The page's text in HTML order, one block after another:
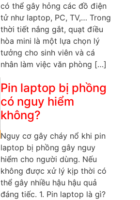
có thể gây hỏng các đồ điện
tử như laptop, PC, TV,… Trong
thời tiết nắng gắt, quạt điều
hòa mini là một lựa chọn lý
tưởng cho sinh viên và cá
nhân làm việc văn phòng […]
Pin laptop bị phồng
có nguy hiểm
không?
Nguy cơ gây cháy nổ khi pin
laptop bị phồng gây nguy
hiểm cho người dùng. Nếu
không được xử lý kịp thời có
thể gây nhiều hậu hậu quả
đáng tiếc. 1. Pin laptop là gì?